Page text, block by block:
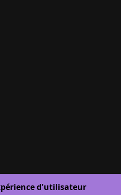
d'utilisateur